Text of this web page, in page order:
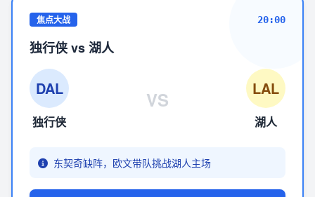
焦点大战 20:00
独行侠 vs 湖人
DAL
独行侠
VS LAL
湖人
东契奇缺阵，欧文带队挑战湖人主场